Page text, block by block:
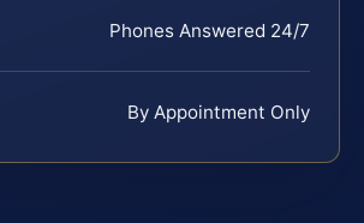
Phones Answered 24/7
By Appointment Only